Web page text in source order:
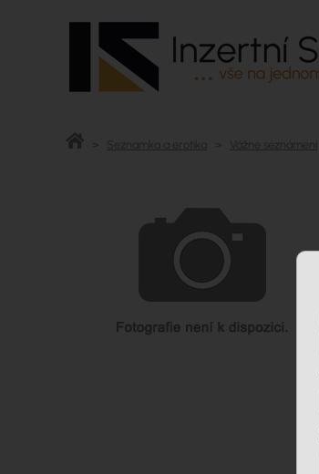
Seznamka a erotika Vážné seznámení